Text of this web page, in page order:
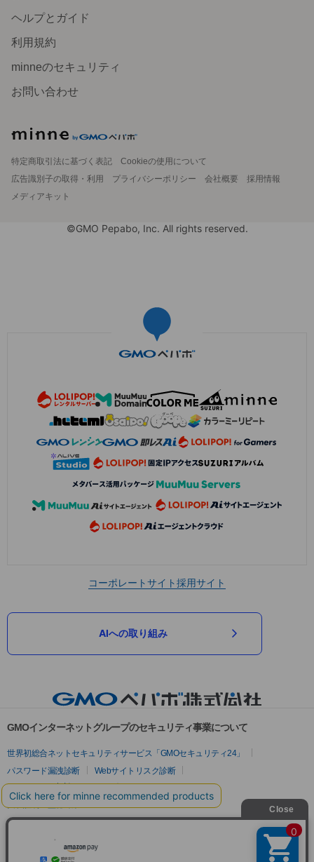
ヘルプとガイド
利用規約
minneのセキュリティ
お問い合わせ
特定商取引法に基づく表記
Cookieの使用について
広告識別子の取得・利用
プライバシーポリシー 会社概要
採用情報
メディアキット
©GMO Pepabo, Inc. All rights reserved.
コーポレートサイト採用サイト
AIへの取り組み
GMOインターネットグループのセキュリティ事業について
世界初総合ネットセキュリティサービス「GMOセキュリティ24」
パスワード漏洩診断
Webサイトリスク診断
セキュリティ相談AIチャットボット
実在証明・盗聴対策
サイバー攻撃対策（GMOサイバーセキュリティ byイエラエ）
サイバー攻撃対策（GMO Flatt Security）
セキュリティ事業の軌跡